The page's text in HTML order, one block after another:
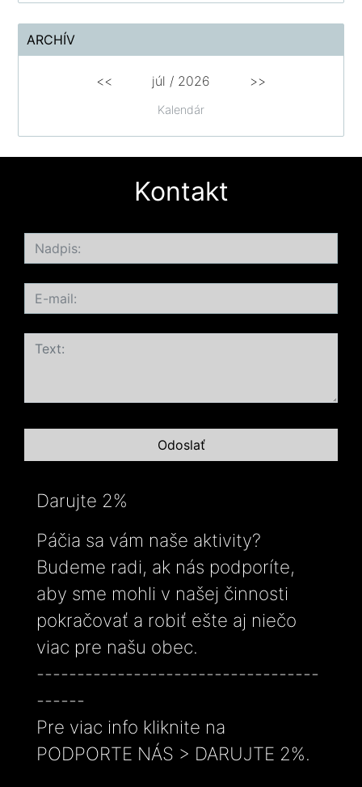
ARCHÍV
Kalendár
<< júl / 2026 >>
Kontakt
Darujte 2%
Páčia sa vám naše aktivity?
Budeme radi, ak nás podporíte,
aby sme mohli v našej činnosti
pokračovať a robiť ešte aj niečo
viac pre našu obec.
-----------------------------------
------
Pre viac info kliknite na
PODPORTE NÁS > DARUJTE 2%.